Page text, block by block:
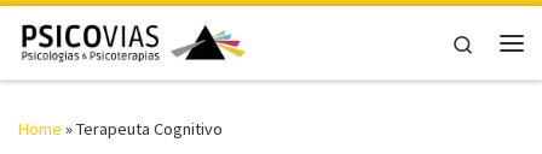
Skip to content
Search
Home »Terapeuta Cognitivo